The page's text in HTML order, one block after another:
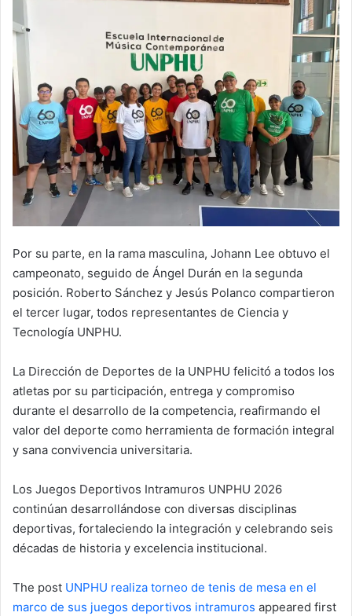
Por su parte, en la rama masculina, Johann Lee obtuvo el
campeonato, seguido de Ángel Durán en la segunda
posición. Roberto Sánchez y Jesús Polanco compartieron
el tercer lugar, todos representantes de Ciencia y
Tecnología UNPHU.
La Dirección de Deportes de la UNPHU felicitó a todos los
atletas por su participación, entrega y compromiso
durante el desarrollo de la competencia, reafirmando el
valor del deporte como herramienta de formación integral
y sana convivencia universitaria.
Los Juegos Deportivos Intramuros UNPHU 2026
continúan desarrollándose con diversas disciplinas
deportivas, fortaleciendo la integración y celebrando seis
décadas de historia y excelencia institucional.
The post UNPHU realiza torneo de tenis de mesa en el
marco de sus juegos deportivos intramuros appeared first